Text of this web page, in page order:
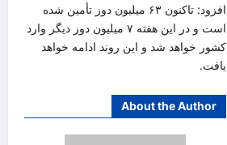
افزود: تاکنون ۶۳ میلیون دوز تأمین شده
است و در این هفته ۷ میلیون دوز دیگر وارد
کشور خواهد شد و این روند ادامه خواهد
یافت.
About the Author